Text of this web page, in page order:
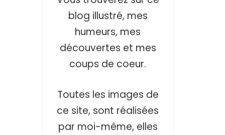
blog illustré, mes
humeurs, mes
découvertes et mes
coups de coeur.
Toutes les images de
ce site, sont réalisées
par moi-même, elles